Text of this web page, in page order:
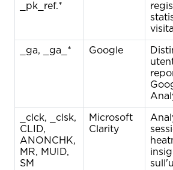
_pk_ref.*
visita
_ga, _ga_* Google
_clck, _clsk,
CLID,
ANONCHK,
MR, MUID,
SM
Microsoft
Clarity